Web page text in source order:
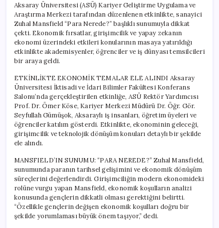
Üzerine
Değerlendirmelerde
Bulundu
için
Aksaray Üniversitesi (ASÜ) Kariyer Geliştirme Uygulama ve
Araştırma Merkezi tarafından düzenlenen etkinlikte, sanayici
Zuhal Mansfield “Para Nerede?” başlıklı sunumuyla dikkat
çekti. Ekonomik fırsatlar, girişimcilik ve yapay zekanın
ekonomi üzerindeki etkileri konularının masaya yatırıldığı
etkinlikte akademisyenler, öğrenciler ve iş dünyası temsilcileri
bir araya geldi.
ETKİNLİKTE EKONOMİK TEMALAR ELE ALINDI Aksaray
Üniversitesi İktisadi ve İdari Bilimler Fakültesi Konferans
Salonu’nda gerçekleştirilen etkinliğe, ASÜ Rektör Yardımcısı
Prof. Dr. Ömer Köse, Kariyer Merkezi Müdürü Dr. Öğr. Gör.
Seyfullah Gümüşok, Aksaraylı iş insanları, öğretim üyeleri ve
öğrenciler katılım gösterdi. Etkinlikte, ekonominin geleceği,
girişimcilik ve teknolojik dönüşüm konuları detaylı bir şekilde
ele alındı.
MANSFIELD’IN SUNUMU: “PARA NEREDE?” Zuhal Mansfield,
sunumunda paranın tarihsel gelişimini ve ekonomik dönüşüm
süreçlerini değerlendirdi. Girişimciliğin modern ekonomideki
rolüne vurgu yapan Mansfield, ekonomik koşulların analizi
konusunda gençlerin dikkatli olması gerektiğini belirtti.
“Özellikle gençlerin değişen ekonomik koşulları doğru bir
şekilde yorumlaması büyük önem taşıyor,” dedi.